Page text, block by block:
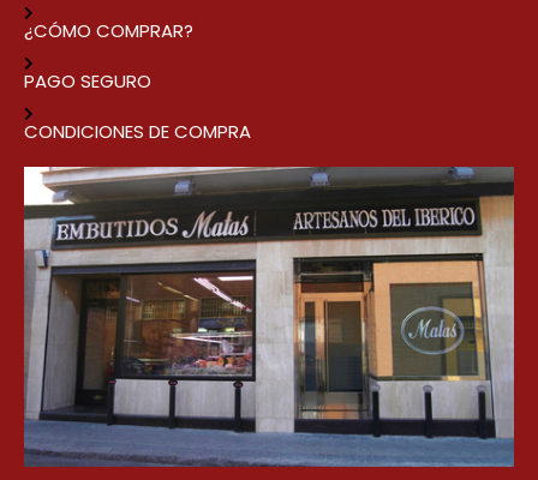
¿CÓMO COMPRAR?
PAGO SEGURO
CONDICIONES DE COMPRA